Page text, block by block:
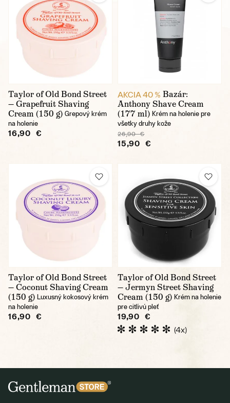
Taylor of Old Bond Street
— Grapefruit Shaving
Cream (150 g) Grepový krém
na holenie
16,90 €
AKCIA 40 % Bazár:
Anthony Shave Cream
(177 ml) Krém na holenie pre
všetky druhy kože
26,90 €
15,90 €
Taylor of Old Bond Street
— Coconut Shaving Cream
(150 g) Luxusný kokosový krém
na holenie
16,90 €
Taylor of Old Bond Street
— Jermyn Street Shaving
Cream (150 g) Krém na holenie
pre citlivú pleť
19,90 €
(4x)